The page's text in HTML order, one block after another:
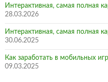
Интерактивная, самая полная
28.03.2026
Интерактивная, самая полная
30.06.2025
Как заработать в мобильных
09.03.2025